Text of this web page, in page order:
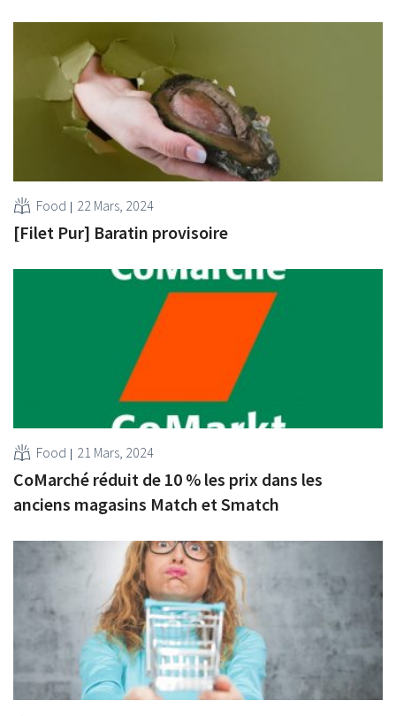
Food 22 Mars, 2024
[Filet Pur] Baratin provisoire
Food 21 Mars, 2024
CoMarché réduit de 10 % les prix dans les
anciens magasins Match et Smatch